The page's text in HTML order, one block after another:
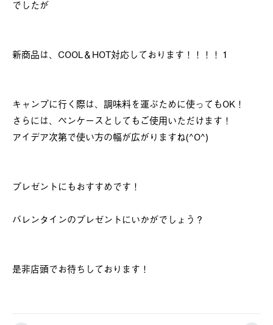
でしたが
新商品は、COOL＆HOT対応しております！！！！１
キャンプに行く際は、調味料を運ぶために使ってもOK！
さらには、ペンケースとしてもご使用いただけます！
アイデア次第で使い方の幅が広がりますね(^O^)
プレゼントにもおすすめです！
バレンタインのプレゼントにいかがでしょう？
是非店頭でお待ちしております！